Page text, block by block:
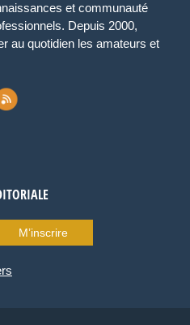
et communauté
Depuis 2000,
au quotidien les amateurs et
M’inscrire